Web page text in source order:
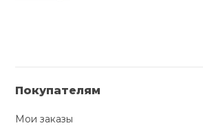
Покупателям
Мои заказы